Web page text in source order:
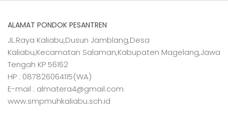
ALAMAT PONDOK PESANTREN
JL.Raya Kaliabu,Dusun Jamblang,Desa
Kaliabu,Kecamatan Salaman,Kabupaten Magelang,Jawa
Tengah KP 56162
HP : 087826064115(WA)
E-mail : almatera4@gmail.com
www.smpmuhkaliabu.sch.id